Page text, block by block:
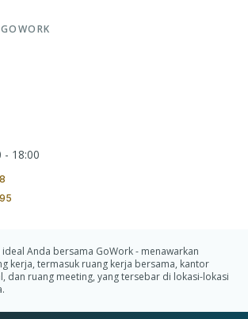
- 18:00
Anda bersama GoWork - menawarkan
kerja, termasuk ruang kerja bersama, kantor
dan ruang meeting, yang tersebar di lokasi-lokasi